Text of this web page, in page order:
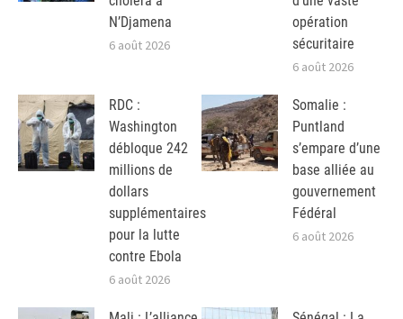
N’Djamena
6 août 2026
opération
sécuritaire
6 août 2026
RDC :
Washington
débloque 242
millions de
dollars
supplémentaires
pour la lutte
contre Ebola
6 août 2026
Somalie :
Puntland
s’empare d’une
base alliée au
gouvernement
Fédéral
6 août 2026